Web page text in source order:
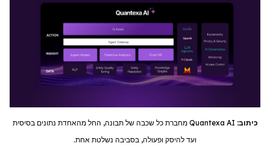
כיתוב: Quantexa AI מחברת כל שכבה של תבונה, החל מהאחדת נתונים בסיסית
ועד להיסק ופעולה, בסביבה נשלטת אחת.